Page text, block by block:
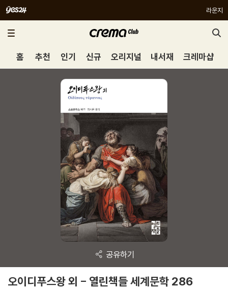
라운지
홈 추천 인기 신규 오리지널 내서재 크레마샵
공유하기
오이디푸스왕 외 - 열린책들 세계문학 286